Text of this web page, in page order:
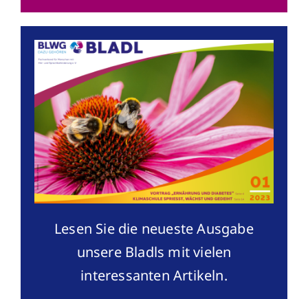
Lesen Sie die neueste Ausgabe
unsere Bladls mit vielen
interessanten Artikeln.